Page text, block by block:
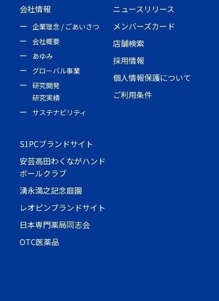
会社情報
企業理念 / ごあいさつ
会社概要
あゆみ
グローバル事業
研究開発
研究実績
サステナビリティ
ニュースリリース
メンバーズカード
店舗検索
採用情報
個人情報保護について
ご利用条件
S1PCブランドサイト
安芸高田わくながハンド
ボールクラブ
湧永満之記念庭園
レオピンブランドサイト
日本専門薬局同志会
OTC医薬品